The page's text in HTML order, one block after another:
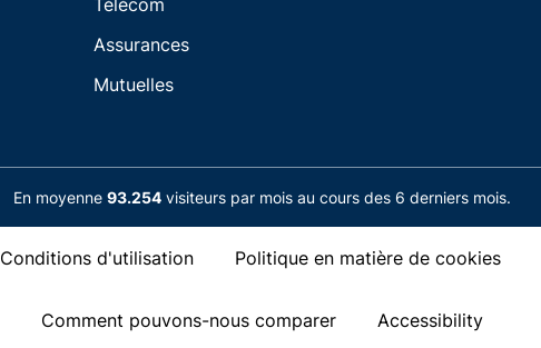
Télécom
Assurances
Mutuelles
En moyenne 93.254visiteurs par mois au cours des 6 derniers mois.
Conditions d'utilisation Politique en matière de cookies
Comment pouvons-nous comparer Accessibility